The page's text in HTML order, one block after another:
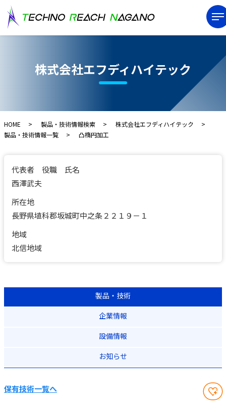
株式会社エフディハイテック
HOME 製品・技術情報検索
株式会社エフディハイテック
製品・技術情報一覧
凸楕円加工
代表者 役職 氏名
西澤武夫
所在地
長野県埴科郡坂城町中之条２２１９－１
地域
北信地域
製品・技術
企業情報
設備情報
お知らせ
保有技術一覧へ